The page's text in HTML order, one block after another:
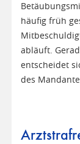
häufig früh
abläuft.
entscheidet
des